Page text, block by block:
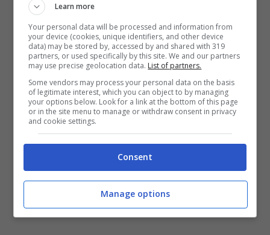
contatti con Trump
Trump Covid (getty images)
Learn more
Your personal data will be processed and information from
your device (cookies, unique identifiers, and other device
data) may be stored by, accessed by and shared with 319
partners, or used specifically by this site. We and our partners
may use precise geolocation data. List of partners.
Some vendors may process your personal data on the basis
of legitimate interest, which you can object to by managing
your options below. Look for a link at the bottom of this page
or in the site menu to manage or withdraw consent in privacy
and cookie settings.
Consent
Manage options